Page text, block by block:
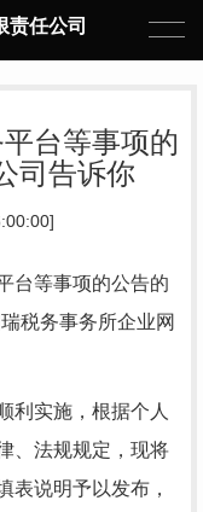
责任公司
台等事项的
司告诉你
台等事项的公告的
税务事务所企业网
利实施，根据个人
、法规规定，现将
表说明予以发布，